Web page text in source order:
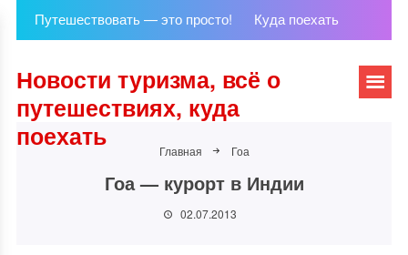
Путешествовать — это просто! Куда поехать
Новости туризма, всё о
путешествиях, куда
поехать
Главная Гоа
Гоа — курорт в Индии
02.07.2013